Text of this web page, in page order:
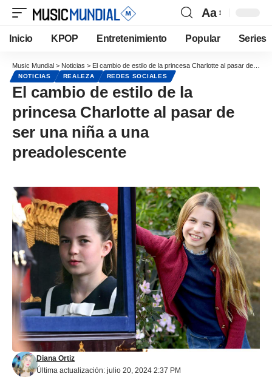
Aa
Inicio KPOP Entretenimiento Popular Series
Music Mundial > Noticias > El cambio de estilo de la princesa Charlotte al pasar de ser una niña a una preadolescente
NOTICIAS REALEZA REDES SOCIALES
El cambio de estilo de la
princesa Charlotte al pasar de
ser una niña a una
preadolescente
Última actualización: julio 20, 2024 2:37 PM
Diana Ortiz